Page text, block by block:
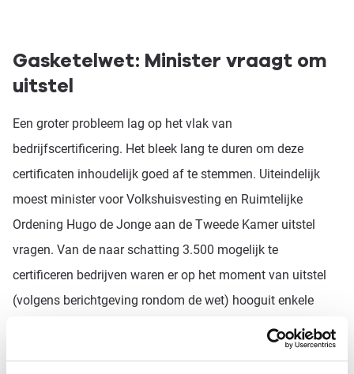
Gasketelwet: Minister vraagt om
uitstel
Een groter probleem lag op het vlak van
bedrijfscertificering. Het bleek lang te duren om deze
certificaten inhoudelijk goed af te stemmen. Uiteindelijk
moest minister voor Volkshuisvesting en Ruimtelijke
Ordening Hugo de Jonge aan de Tweede Kamer uitstel
vragen. Van de naar schatting 3.500 mogelijk te
certificeren bedrijven waren er op het moment van uitstel
(volgens berichtgeving rondom de wet) hooguit enkele
tientallen gecertificeerd. Dat was niet vreemd. Er waren
volgens de brief van de minister in oktober 2022 pas 4